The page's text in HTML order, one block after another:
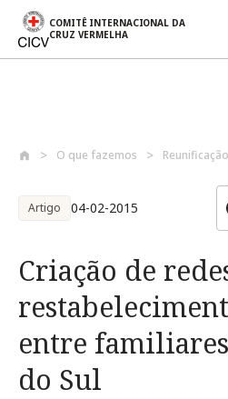
COMITÊ INTERNACIONAL DA
CRUZ VERMELHA
O que fazemos
Artigo 04-02-2015
Criação de
entre
do Sul